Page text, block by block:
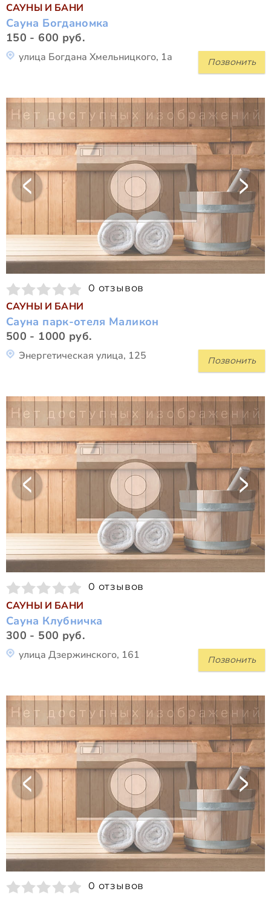
САУНЫ И БАНИ
Сауна Богданомка
150 - 600 руб.
Позвонить
улица Богдана Хмельницкого, 1а
0 отзывов
САУНЫ И БАНИ
Сауна парк-отеля Маликон
500 - 1000 руб.
Позвонить
Энергетическая улица, 125
0 отзывов
САУНЫ И БАНИ
Сауна Клубничка
300 - 500 руб.
Позвонить
улица Дзержинского, 161
0 отзывов